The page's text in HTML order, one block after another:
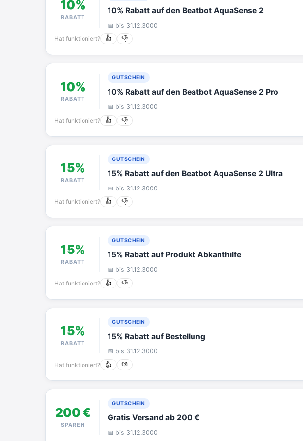
10%
RABATT
10% Rabatt auf den Beatbot AquaSense 2
📅 bis 31.12.3000
Hat funktioniert? 👍 👎
10%
RABATT
GUTSCHEIN
10% Rabatt auf den Beatbot AquaSense 2 Pro
📅 bis 31.12.3000
Hat funktioniert? 👍 👎
15%
RABATT
GUTSCHEIN
15% Rabatt auf den Beatbot AquaSense 2 Ultra
📅 bis 31.12.3000
Hat funktioniert? 👍 👎
15%
RABATT
GUTSCHEIN
15% Rabatt auf Produkt Abkanthilfe
📅 bis 31.12.3000
Hat funktioniert? 👍 👎
15%
RABATT
GUTSCHEIN
15% Rabatt auf Bestellung
📅 bis 31.12.3000
Hat funktioniert? 👍 👎
200 €
SPAREN
GUTSCHEIN
Gratis Versand ab 200 €
📅 bis 31.12.3000